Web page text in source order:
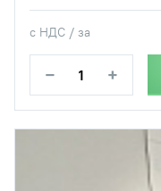
с НДС / за
− +